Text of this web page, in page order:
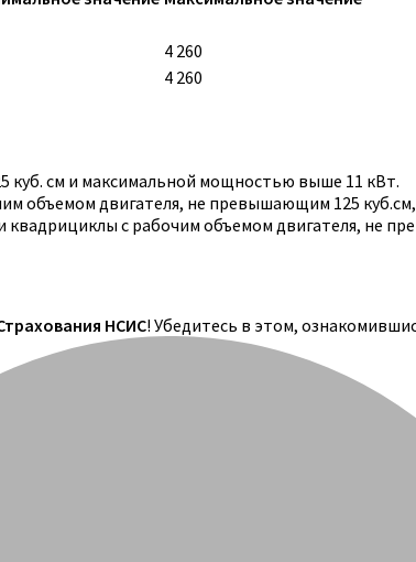
4 260
4 260
куб. см и максимальной мощностью выше 11 кВт.
объемом двигателя, не превышающим 125
с рабочим объемом двигателя, не
НСИС! Убедитесь в этом,